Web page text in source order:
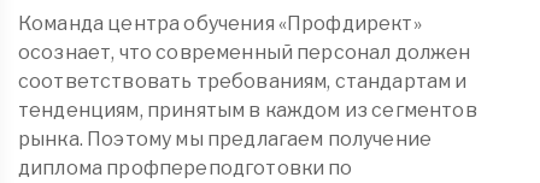
Команда центра обучения «Профдирект»
осознает, что современный персонал должен
соответствовать требованиям, стандартам и
тенденциям, принятым в каждом из сегментов
рынка. Поэтому мы предлагаем получение
диплома профпереподготовки по